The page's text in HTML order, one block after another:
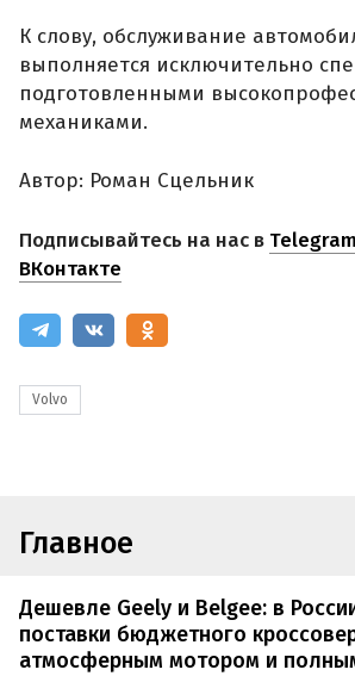
К слову, обслуживание
выполняется исключительно
подготовленными
механиками.
Автор: Роман Сцельник
Подписывайтесь на нас в Telegram
ВКонтакте
Volvo
Главное
Дешевле Geely и Belgee: в
поставки бюджетного
атмосферным мотором и